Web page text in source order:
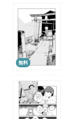
無料